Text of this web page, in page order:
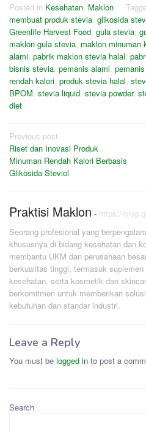
Posted in Kesehatan, Maklon
membuat produk stevia, glikosida
Greenlife Harvest Food, gula stevia,
maklon gula stevia, maklon minuman
alami, pabrik maklon stevia halal,
bisnis stevia, pemanis alami,
rendah kalori, produk stevia halal,
BPOM, stevia liquid, stevia powder,
diet
Post
navigation
Previous post
Riset dan Inovasi Produk
Minuman Rendah Kalori Berbasis
Glikosida Steviol
Praktisi Maklon - https://
Seorang profesional yang
khususnya di bidang kesehatan dan
membantu UKM dan perusahaan
berkualitas tinggi, termasuk
kesehatan, serta kosmetik dan
berkomitmen untuk memberikan
kebutuhan dan standar industri.
Leave a Reply
You must be logged in to post a
Search